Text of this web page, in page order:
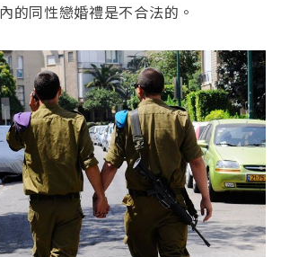
的同性戀婚禮是不合法的。